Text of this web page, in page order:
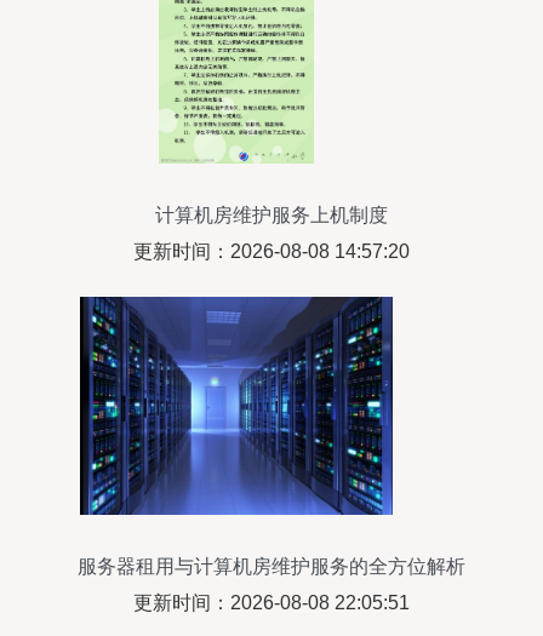
计算机房维护服务上机制度
更新时间：2026-08-08 14:57:20
服务器租用与计算机房维护服务的全方位解析
更新时间：2026-08-08 22:05:51